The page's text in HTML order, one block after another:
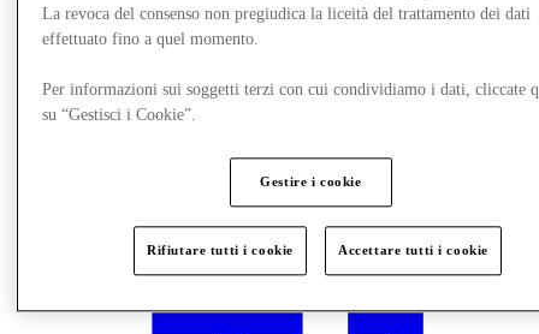
La revoca del consenso non pregiudica la liceità del trattamento dei dati
effettuato fino a quel momento.
Per informazioni sui soggetti terzi con cui condividiamo i dati, cliccate
su “Gestisci i Cookie”.
Gestire i cookie
Rifiutare tutti i cookie Accettare tutti i cookie